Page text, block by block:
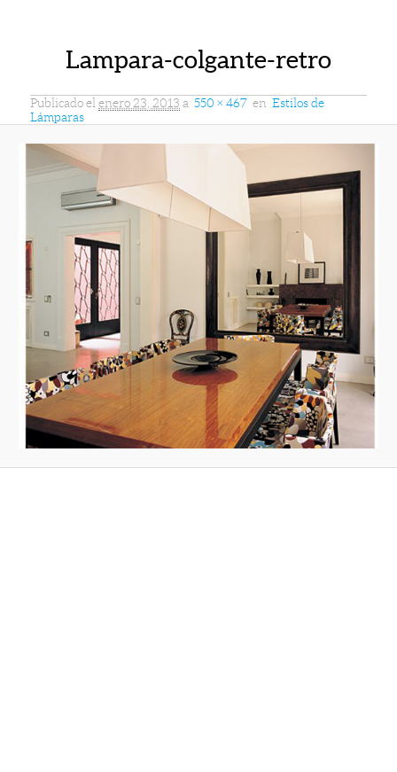
Lampara-colgante-retro
Publicado el enero 23, 2013 a 550 × 467 en Estilos de
Lámparas